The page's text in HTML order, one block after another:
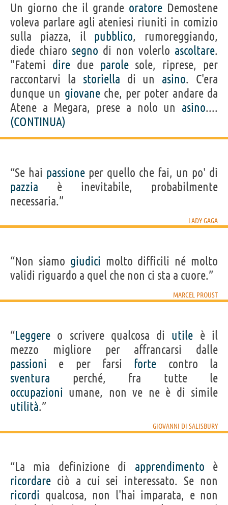
Un giorno che il grande oratore Demostene
voleva parlare agli ateniesi riuniti in comizio
sulla piazza, il pubblico, rumoreggiando,
diede chiaro segno di non volerlo ascoltare.
"Fatemi diredue parolesole, riprese, per
raccontarvi la storiella di un asino. C'era
dunque un giovaneche, per poter andare da
Atene a Megara, prese a nolo un asino....
(CONTINUA)
“Se hai passione per quello che fai, un po' di
pazzia è inevitabile, probabilmente
necessaria.”
LADY GAGA
“Non siamo giudici molto difficili né molto
validi riguardo a quel che non ci sta a cuore.”
MARCEL PROUST
“Leggere o scrivere qualcosa di utile è il
mezzo migliore per affrancarsi dalle
passioni e per farsi forte contro la
sventura perché, fra tutte le
occupazioni umane, non ve ne è di simile
utilità.”
GIOVANNI DI SALISBURY
“La mia definizione di apprendimento è
ricordare ciò a cui sei interessato. Se non
ricordi qualcosa, non l'hai imparata, e non